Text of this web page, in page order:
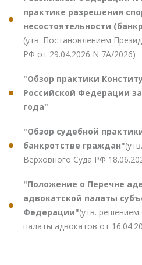
практике разрешения
несостоятельности
(утв. Постановлением
РФ от 29.04.2026 N 7А/2026)
"Обзор практики
Российской Федерации
года"
"Обзор судебной
банкротстве граждан"
Верховного Суда РФ
"Положение о Перечне
адвокатской палаты
Федерации"(утв.
палаты адвокатов от